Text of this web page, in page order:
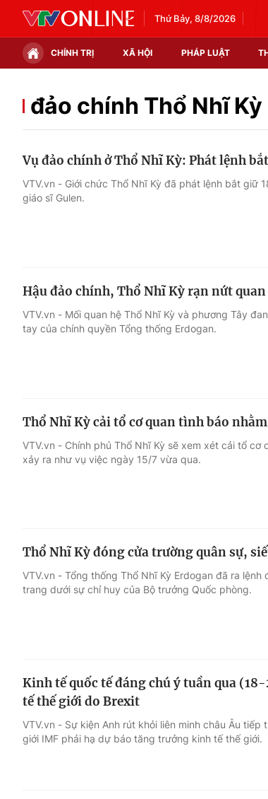
Thứ Bảy, 8/8/2026
CHÍNH TRỊ XÃ HỘI PHÁP LUẬT
Chính trị Xã hội
Thế giới đó đây
Điện ảnh
Âm nhạc
Sao
Du lịch
Làm đẹp
Chất lượng
đảo chính Thổ Nhĩ Kỳ
Vụ đảo chính ở Thổ Nhĩ Kỳ: Phát lệnh
VTV.vn - Giới chức Thổ Nhĩ Kỳ đã phát lệnh bắt giữ
giáo sĩ Gulen.
Hậu đảo chính, Thổ Nhĩ Kỳ rạn nứt
VTV.vn - Mối quan hệ Thổ Nhĩ Kỳ và phương Tây
tay của chính quyền Tổng thống Erdogan.
Thổ Nhĩ Kỳ cải tổ cơ quan tình báo
VTV.vn - Chính phủ Thổ Nhĩ Kỳ sẽ xem xét cải tổ
xảy ra như vụ việc ngày 15/7 vừa qua.
Thổ Nhĩ Kỳ đóng cửa trường quân sự,
VTV.vn - Tổng thống Thổ Nhĩ Kỳ Erdogan đã ra
trang dưới sự chỉ huy của Bộ trưởng Quốc phòng.
Kinh tế quốc tế đáng chú ý tuần qua
tế thế giới do Brexit
VTV.vn - Sự kiện Anh rút khỏi liên minh châu Âu
giới IMF phải hạ dự báo tăng trưởng kinh tế thế giới.